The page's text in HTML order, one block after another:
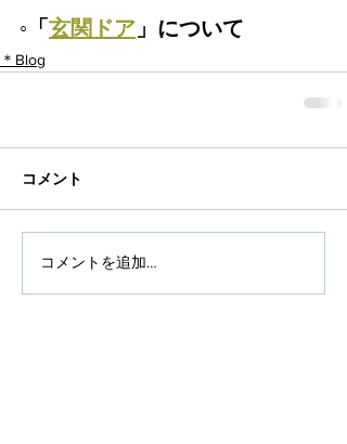
◦「 玄関ドア 」について
＊Blog
コメント
コメントを追加…